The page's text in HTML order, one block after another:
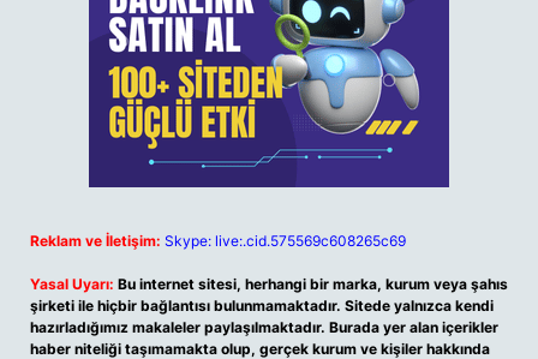
Reklam ve İletişim: Skype: live:.cid.575569c608265c69
Yasal Uyarı: Bu internet sitesi, herhangi bir marka, kurum veya şahıs
şirketi ile hiçbir bağlantısı bulunmamaktadır. Sitede yalnızca kendi
hazırladığımız makaleler paylaşılmaktadır. Burada yer alan içerikler
haber niteliği taşımamakta olup, gerçek kurum ve kişiler hakkında